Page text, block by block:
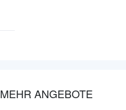
MEHR ANGEBOTE